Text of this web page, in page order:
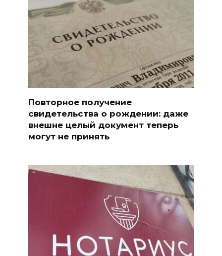
Повторное получение
свидетельства о рождении: даже
внешне целый документ теперь
могут не принять